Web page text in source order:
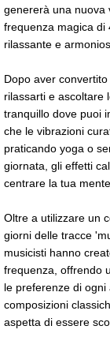
genererà una nuova
frequenza magica di
rilassante e
Dopo aver
rilassarti e ascoltare
tranquillo dove puoi
che le vibrazioni
praticando yoga o
giornata, gli effetti
centrare la tua
Oltre a utilizzare un
giorni delle tracce
musicisti hanno
frequenza, offrendo
le preferenze di
composizioni
aspetta di essere